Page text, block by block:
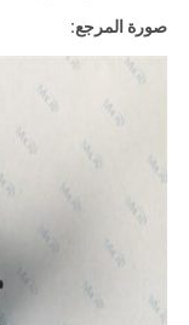
صورة المرجع: